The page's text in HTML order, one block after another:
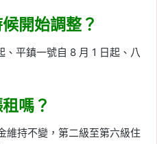
開始調整？
平鎮一號自 8 月 1 日起、八
嗎？
維持不變，第二級至第六級住